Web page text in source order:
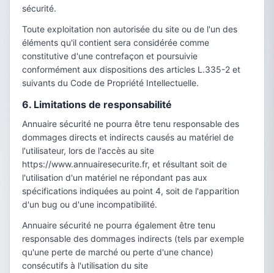
sécurité.
Toute exploitation non autorisée du site ou de l'un des
éléments qu'il contient sera considérée comme
constitutive d'une contrefaçon et poursuivie
conformément aux dispositions des articles L.335-2 et
suivants du Code de Propriété Intellectuelle.
6. Limitations de responsabilité
Annuaire sécurité ne pourra être tenu responsable des
dommages directs et indirects causés au matériel de
l'utilisateur, lors de l'accès au site
https://www.annuairesecurite.fr, et résultant soit de
l'utilisation d'un matériel ne répondant pas aux
spécifications indiquées au point 4, soit de l'apparition
d'un bug ou d'une incompatibilité.
Annuaire sécurité ne pourra également être tenu
responsable des dommages indirects (tels par exemple
qu'une perte de marché ou perte d'une chance)
consécutifs à l'utilisation du site